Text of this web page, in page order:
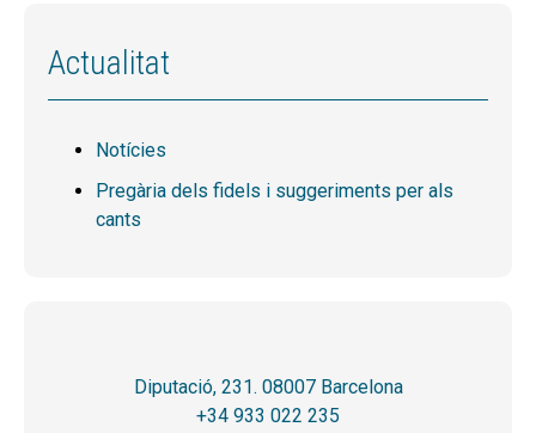
Actualitat
Notícies
Pregària dels fidels i suggeriments per als
cants
Diputació, 231. 08007 Barcelona
+34 933 022 235